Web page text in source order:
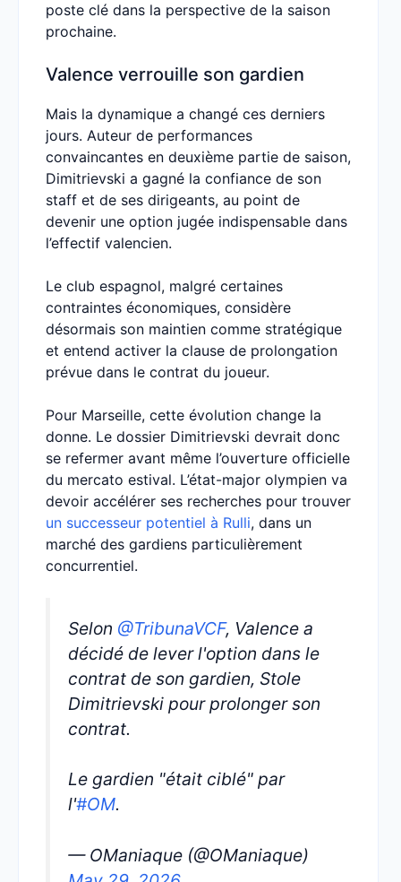
poste clé dans la perspective de la saison
prochaine.
Valence verrouille son gardien
Mais la dynamique a changé ces derniers
jours. Auteur de performances
convaincantes en deuxième partie de saison,
Dimitrievski a gagné la confiance de son
staff et de ses dirigeants, au point de
devenir une option jugée indispensable dans
l’effectif valencien.
Le club espagnol, malgré certaines
contraintes économiques, considère
désormais son maintien comme stratégique
et entend activer la clause de prolongation
prévue dans le contrat du joueur.
Pour Marseille, cette évolution change la
donne. Le dossier Dimitrievski devrait donc
se refermer avant même l’ouverture officielle
du mercato estival. L’état-major olympien va
devoir accélérer ses recherches pour trouver
un successeur potentiel à Rulli, dans un
marché des gardiens particulièrement
concurrentiel.
Selon @TribunaVCF, Valence a
décidé de lever l'option dans le
contrat de son gardien, Stole
Dimitrievski pour prolonger son
contrat.
Le gardien "était ciblé" par
l'#OM.
— OManiaque (@OManiaque)